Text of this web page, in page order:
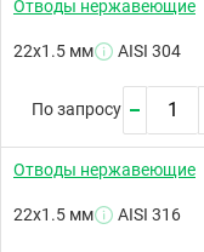
Отводы нержавеющие
22х1.5 мм AISI 304
По запросу
Отводы нержавеющие
22х1.5 мм AISI 316